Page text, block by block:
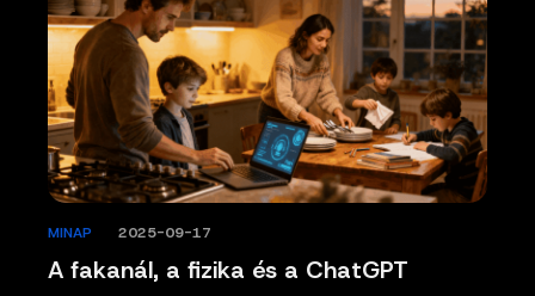
A fakanál, a fizika és a ChatGPT
MINAP 2025-09-17